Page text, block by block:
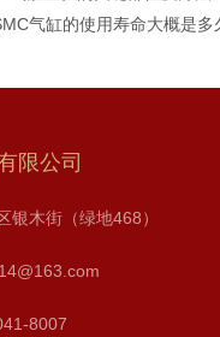
气缸的使用寿命大概是多
限公司
银木街（绿地468）
8007